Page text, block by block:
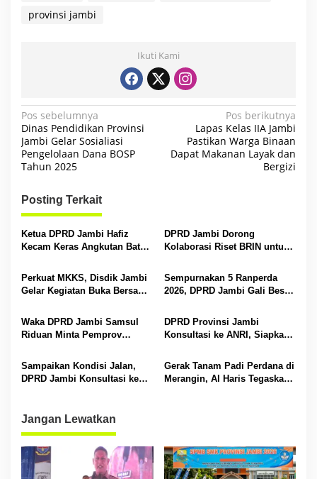
provinsi jambi
Ikuti Kami
N
a
v
g
a
s
p
o
s
Pos sebelumnya
Dinas Pendidikan Provinsi
Jambi Gelar Sosialiasi
Pengelolaan Dana BOSP
Tahun 2025
Pos berikutnya
Lapas Kelas IIA Jambi
Pastikan Warga Binaan
Dapat Makanan Layak dan
Bergizi
Posting Terkait
Ketua DPRD Jambi Hafiz
Kecam Keras Angkutan Batu
masyarakat
DPRD Jambi Dorong
Kolaborasi Riset BRIN untuk
dan Lingkungan
Perkuat MKKS, Disdik Jambi
Gelar Kegiatan Buka Bersama
Kota Jambi
Sempurnakan 5 Ranperda
2026, DPRD Jambi Gali Best
Jakarta
Waka DPRD Jambi Samsul
Riduan Minta Pemprov
Jelang Ramadan
DPRD Provinsi Jambi
Konsultasi ke ANRI, Siapkan
Lindungi Wilayah dan
Sejarah Daerah
Sampaikan Kondisi Jalan,
DPRD Jambi Konsultasi ke
Gerak Tanam Padi Perdana di
Merangin, Al Haris Tegaskan
Jangan Lewatkan